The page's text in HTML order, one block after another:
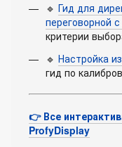
🔹 Гид для
переговорной
критерии
🔹 Настройка
гид по
👉 Все
ProfyDisplay